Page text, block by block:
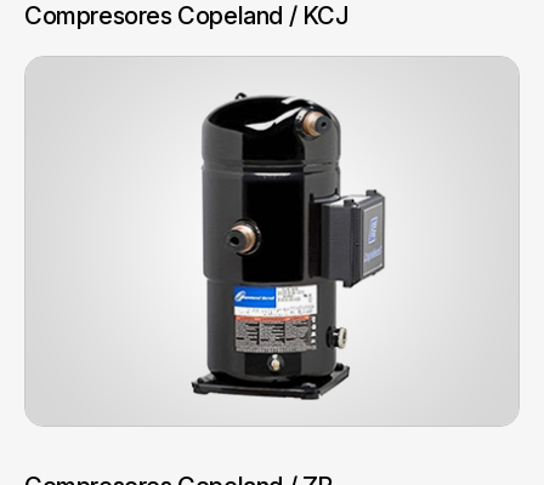
Compresores Copeland / KCJ